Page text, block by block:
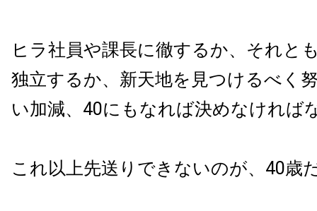
ヒラ社員や課長に徹するか、それと
独立するか、新天地を見つけるべく
い加減、40にもなれば決めなければ
これ以上先送りできないのが、40歳